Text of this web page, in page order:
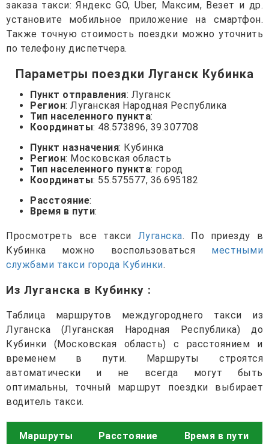
заказа такси: Яндекс GO, Uber, Максим, Везет и др.
установите мобильное приложение на смартфон.
Также точную стоимость поездки можно уточнить
по телефону диспетчера.
Параметры поездки Луганск Кубинка
Пункт отправления: Луганск
Регион: Луганская Народная Республика
Тип населенного пункта:
Координаты: 48.573896, 39.307708
Пункт назначения: Кубинка
Регион: Московская область
Тип населенного пункта: город
Координаты: 55.575577, 36.695182
Расстояние:
Время в пути:
Просмотреть все такси Луганска. По приезду в
Кубинка можно воспользоваться местными
службами такси города Кубинки.
Из Луганска в Кубинку :
Таблица маршрутов междугороднего такси из
Луганска (Луганская Народная Республика) до
Кубинки (Московская область) с расстоянием и
временем в пути. Маршруты строятся
автоматически и не всегда могут быть
оптимальны, точный маршрут поездки выбирает
водитель такси.
Маршруты Расстояние Время в пути